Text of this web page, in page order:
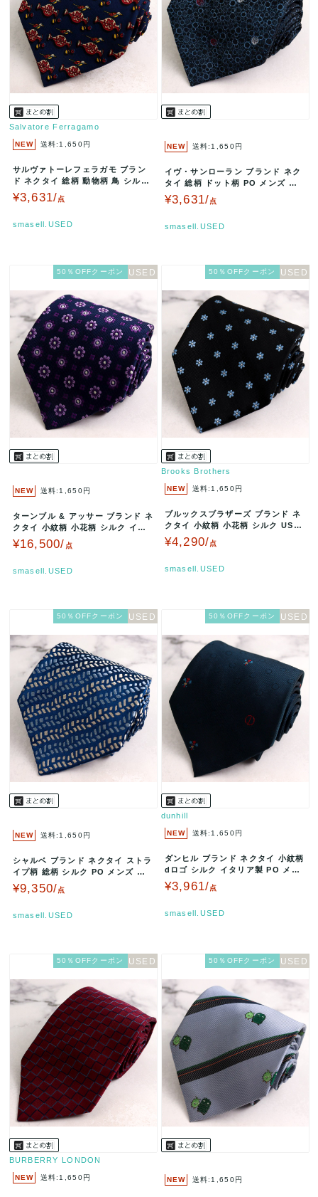
Salvatore Ferragamo
NEW 送料:1,650円
サルヴァトーレフェラガモ ブラン
ド ネクタイ 総柄 動物柄 鳥 シルク
イタリア製 PO メンズ ネ…
¥3,631/点
smasell.USED
NEW 送料:1,650円
イヴ・サンローラン ブランド ネク
タイ 総柄 ドット柄 PO メンズ ネ
イビー Yves Sain…
¥3,631/点
smasell.USED
50％OFFクーポン
NEW 送料:1,650円
ターンブル & アッサー ブランド ネ
クタイ 小紋柄 小花柄 シルク イギ
リス製 PO メンズ ネ…
¥16,500/ 点
smasell.USED
50％OFFクーポン
Brooks Brothers
NEW 送料:1,650円
ブルックスブラザーズ ブランド ネ
クタイ 小紋柄 小花柄 シルク USA
製 PO メンズ ブラック …
¥4,290/点
smasell.USED
50％OFFクーポン
NEW 送料:1,650円
シャルベ ブランド ネクタイ ストラ
イプ柄 総柄 シルク PO メンズ ブ
ルー Charvet 世界…
¥9,350/点
smasell.USED
50％OFFクーポン
dunhill
NEW 送料:1,650円
ダンヒル ブランド ネクタイ 小紋柄
dロゴ シルク イタリア製 PO メン
ズ ネイビー dunh…
¥3,961/点
smasell.USED
50％OFFクーポン
BURBERRY LONDON
NEW 送料:1,650円
50％OFFクーポン
NEW 送料:1,650円